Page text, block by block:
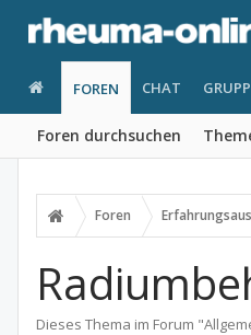
FOREN
Foren durchsuchen
CHAT
Foren
Dieses Thema im Forum "